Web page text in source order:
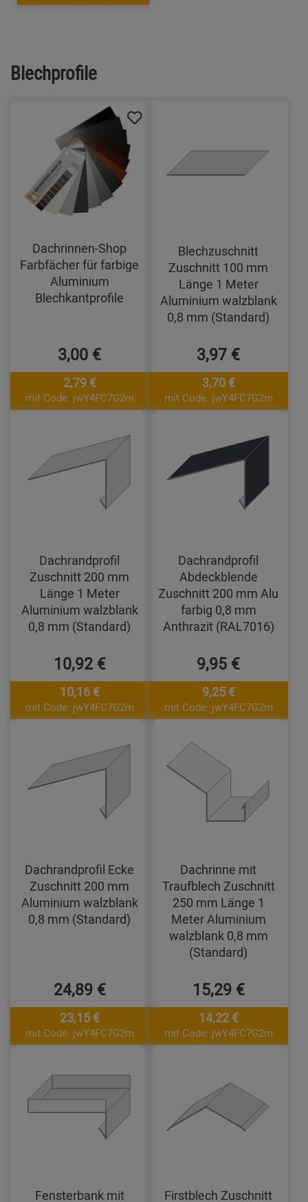
Blechprofile
Dachrinnen-Shop
Farbfächer für farbige
Aluminium
Blechkantprofile
3,00 €
2,79 €
mit Code: jwY4FC7G2m
Blechzuschnitt
Zuschnitt 100 mm
Länge 1 Meter
Aluminium walzblank
0,8 mm (Standard)
3,97 €
3,70 €
mit Code: jwY4FC7G2m
Dachrandprofil
Zuschnitt 200 mm
Länge 1 Meter
Aluminium walzblank
0,8 mm (Standard)
10,92 €
10,16 €
mit Code: jwY4FC7G2m
Dachrandprofil
Abdeckblende
Zuschnitt 200 mm Alu
farbig 0,8 mm
Anthrazit (RAL7016)
9,95 €
9,25 €
mit Code: jwY4FC7G2m
Dachrandprofil Ecke
Zuschnitt 200 mm
Aluminium walzblank
0,8 mm (Standard)
24,89 €
23,15 €
mit Code: jwY4FC7G2m
Dachrinne mit
Traufblech Zuschnitt
250 mm Länge 1
Meter Aluminium
walzblank 0,8 mm
(Standard)
15,29 €
14,22 €
mit Code: jwY4FC7G2m
Fensterbank mit Firstblech Zuschnitt